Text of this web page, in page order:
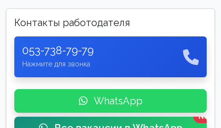
Контакты работодателя
053-738-79-79
Нажмите для звонка
WhatsApp
New